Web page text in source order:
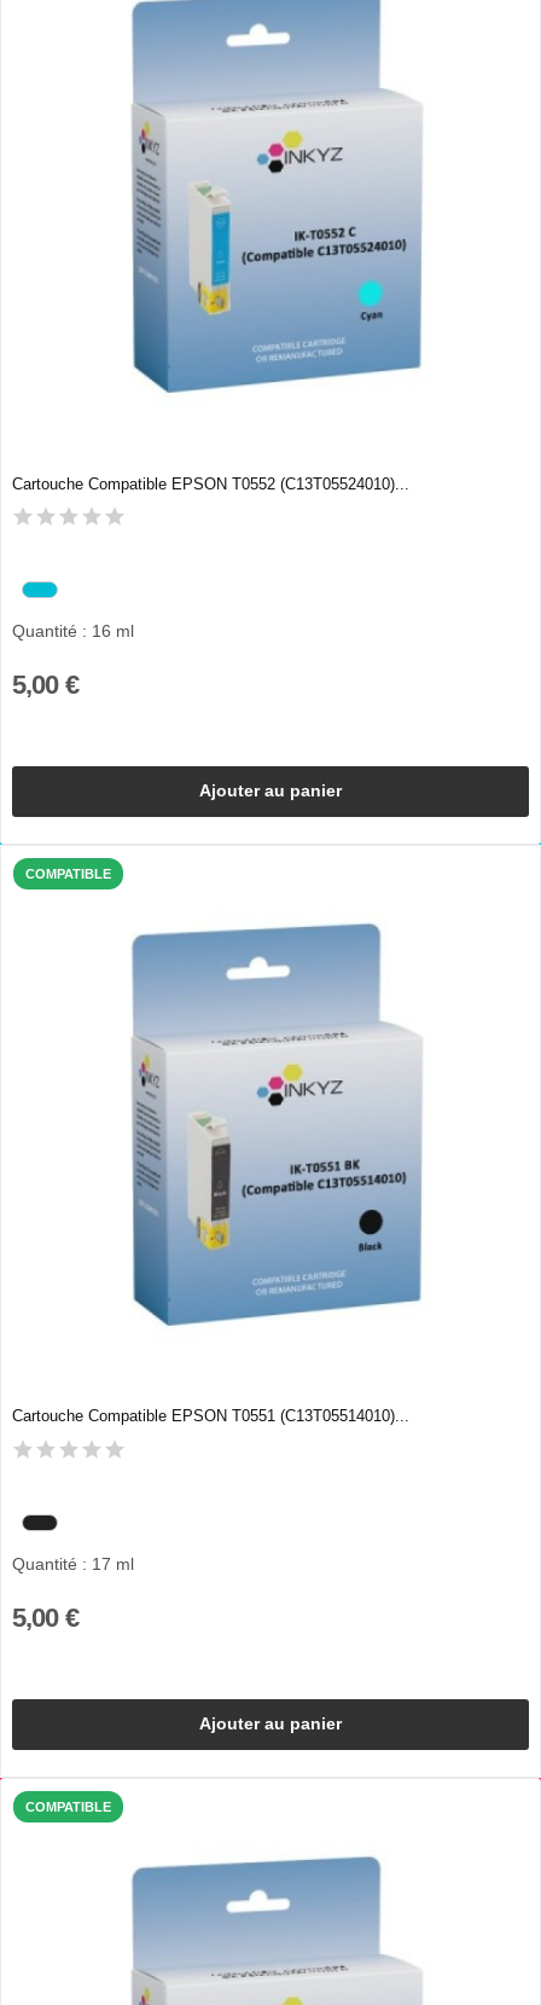
Cartouche Compatible EPSON T0552 (C13T05524010)...
Quantité : 16 ml
5,00 €
Ajouter au panier
COMPATIBLE
Cartouche Compatible EPSON T0551 (C13T05514010)...
Quantité : 17 ml
5,00 €
Ajouter au panier
COMPATIBLE